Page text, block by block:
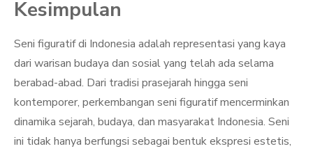
Kesimpulan
Seni figuratif di Indonesia adalah representasi yang kaya
dari warisan budaya dan sosial yang telah ada selama
berabad-abad. Dari tradisi prasejarah hingga seni
kontemporer, perkembangan seni figuratif mencerminkan
dinamika sejarah, budaya, dan masyarakat Indonesia. Seni
ini tidak hanya berfungsi sebagai bentuk ekspresi estetis,